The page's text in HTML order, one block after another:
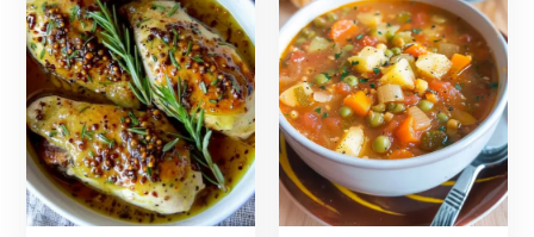
o
o
k
p
p